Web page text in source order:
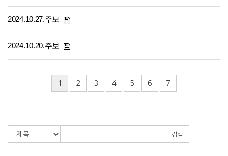
2024.10.27.주보
2024.10.20.주보
1 2 3 4 5 6 7
검색